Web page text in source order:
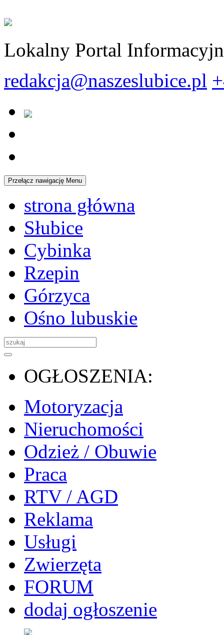
Lokalny Portal
redakcja@naszeslubice.pl
Przełącz nawigację Menu
strona główna
Słubice
Cybinka
Rzepin
Górzyca
Ośno lubuskie
OGŁOSZENIA:
Motoryzacja
Nieruchomości
Odzież / Obuwie
Praca
RTV / AGD
Reklama
Usługi
Zwierzęta
FORUM
dodaj ogłoszenie